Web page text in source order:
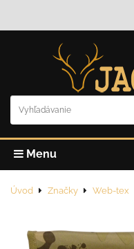
Menu
Úvod Značky Web-tex